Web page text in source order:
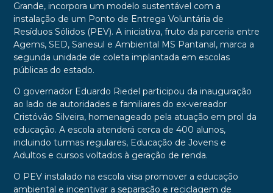
Grande, incorpora um modelo sustentável com a
instalação de um Ponto de Entrega Voluntária de
Resíduos Sólidos (PEV). A iniciativa, fruto da parceria entre
Agems, SED, Sanesul e Ambiental MS Pantanal, marca a
segunda unidade de coleta implantada em escolas
públicas do estado.
O governador Eduardo Riedel participou da inauguração
ao lado de autoridades e familiares do ex-vereador
Cristóvão Silveira, homenageado pela atuação em prol da
educação. A escola atenderá cerca de 400 alunos,
incluindo turmas regulares, Educação de Jovens e
Adultos e cursos voltados à geração de renda.
O PEV instalado na escola visa promover a educação
ambiental e incentivar a separação e reciclagem de